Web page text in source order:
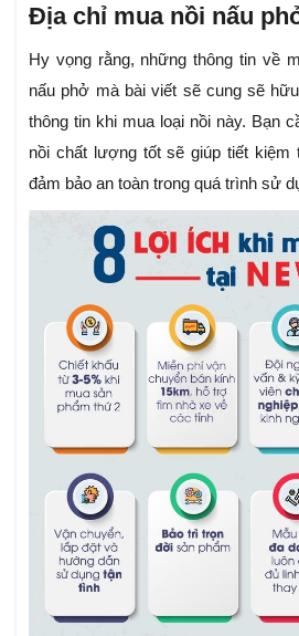
Địa chỉ mua nồi nấu
Hy vọng rằng, những thông tin về
nấu phở mà bài viết sẽ cung sẽ
thông tin khi mua loại nồi này. Bạn
nồi chất lượng tốt sẽ giúp tiết
đảm bảo an toàn trong quá trình sử